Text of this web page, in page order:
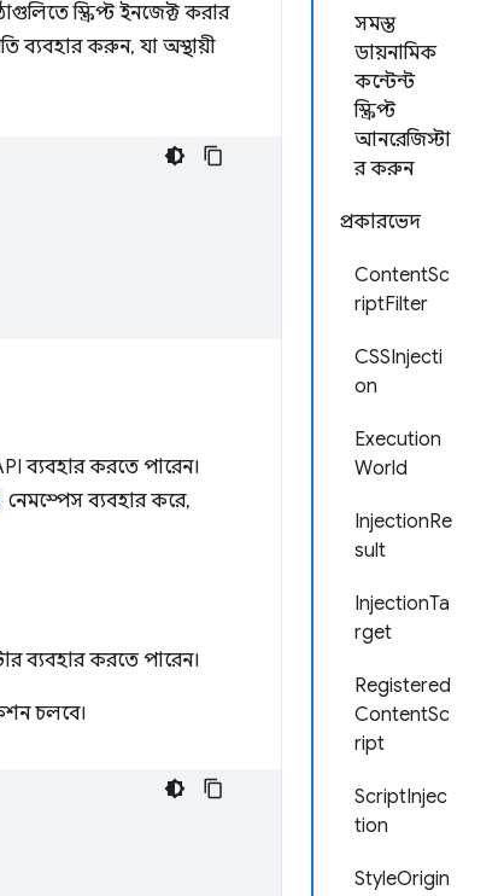
সমস্ত
ডায়নামিক
কন্টেন্ট
স্ক্রিপ্ট
আনরেজিস্টা
র করুন
প্রকারভেদ
ContentSc
riptFilter
CSSInjecti
on
Execution
World
InjectionRe
sult
InjectionTa
rget
Registered
ContentSc
ript
ScriptInjec
tion
StyleOrigin
স্ক্রিপ্ট ইনজেক্ট করার
ব্যবহার করুন, যা অস্থায়ী
ব্যবহার করতে পারেন।
নেমস্পেস ব্যবহার করে,
ব্যবহার করতে পারেন।
চলবে।